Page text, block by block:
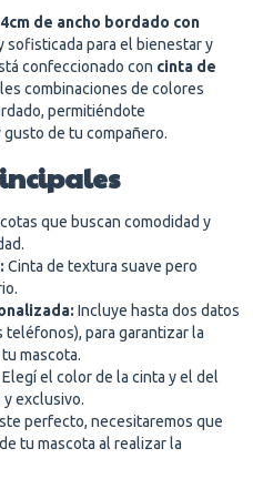
de ancho bordado con
sofisticada para el bienestar y
confeccionado con cinta de
combinaciones de colores
permitiéndote
de tu compañero.
que buscan comodidad y
Cinta de textura suave pero
Incluye hasta dos datos
para garantizar la
mascota.
Elegí el color de la cinta y el del
y exclusivo.
perfecto, necesitaremos que
tu mascota al realizar la